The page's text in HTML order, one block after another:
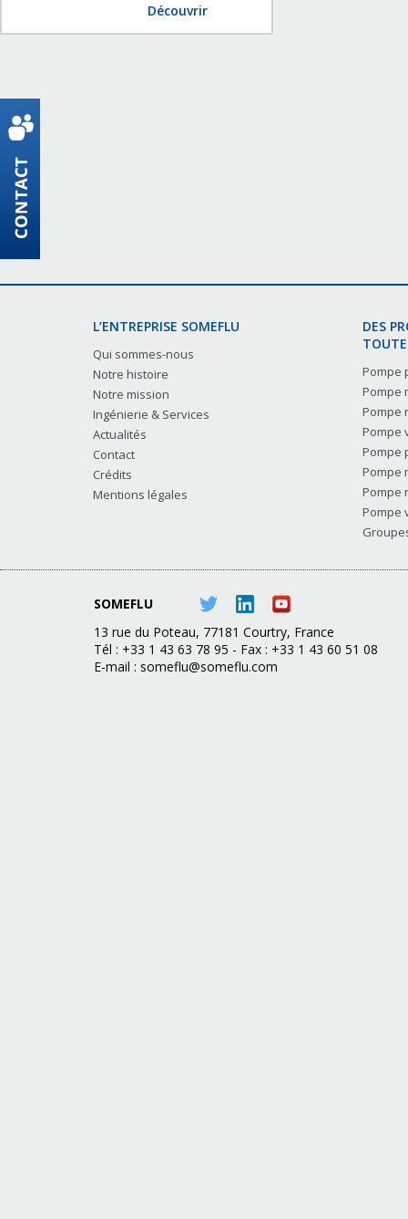
Découvrir
L’ENTREPRISE SOMEFLU
Qui sommes-nous
Notre histoire
Notre mission
Ingénierie & Services
Actualités
Contact
Crédits
Mentions légales
DES
Pompe
Pompe
Pompe
Pompe
Pompe
Pompe
Pompe
Pompe
SOMEFLU
13 rue du Poteau, 77181 Courtry, France
Tél : +33 1 43 63 78 95 - Fax : +33 1 43 60 51 08
E-mail : someflu@someflu.com